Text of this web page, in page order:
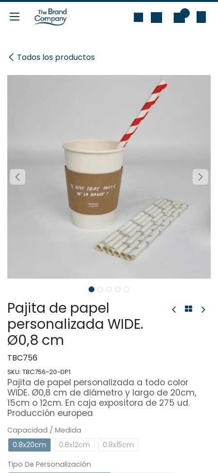
Ir al contenido
Todos los productos
Pajita de papel
personalizada WIDE.
Ø0,8 cm
TBC756
SKU: TBC756-20-DP1
Pajita de papel personalizada a todo color
WIDE. Ø0,8 cm de diámetro y largo de 20cm,
15cm o 12cm. En caja expositora de 275 ud.
Producción europea
Capacidad / Medida
0.8x20cm
0.8x12cm 0.8x15cm
Tipo De Personalización